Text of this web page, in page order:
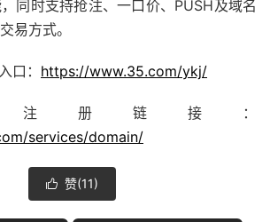
同时支持抢注、一口价、PUSH及域名
易方式。
口： https://www.35.com/ykj/
注册链接：
services/domain/
 赞(11)